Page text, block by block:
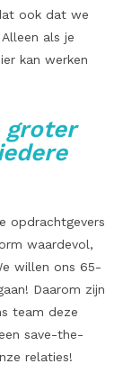
ook dat we
als je
kan werken
groter
opdrachtgevers
waardevol,
willen ons 65-
Daarom zijn
team deze
save-the-
relaties!